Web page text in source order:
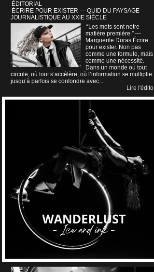
ÉDITORIAL
ÉCRIRE POUR EXISTER — QUID DU PAYSAGE
JOURNALISTIQUE AU XXIE SIÈCLE
“Les mots sont notre
matière première.” —
Marguerite Duras Écrire
pour exister. Non pas
comme une formule, mais
comme une nécessité.
Dans un monde où tout
circule, où tout s’accélère, où l’information se multiplie
jusqu’à parfois se confondre avec...
Lire l'édito